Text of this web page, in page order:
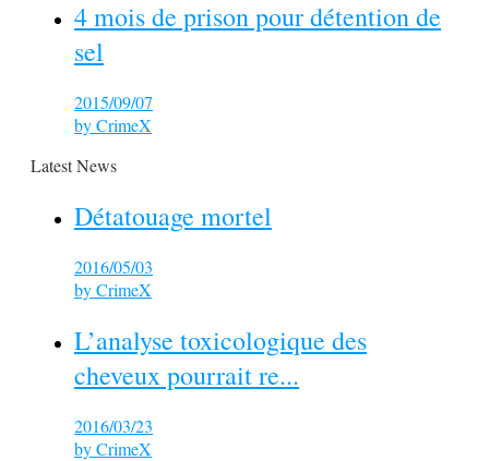
4 mois de prison pour détention de
sel
2015/09/07
byCrimeX
Latest News
Détatouage mortel
2016/05/03
byCrimeX
L’analyse toxicologique des
cheveux pourrait re...
2016/03/23
byCrimeX